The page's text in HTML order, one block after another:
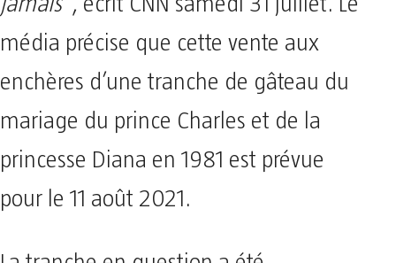
média précise que cette vente aux
enchères d’une tranche de gâteau du
mariage du prince Charles et de la
princesse Diana en 1981 est prévue
pour le 11 août 2021.